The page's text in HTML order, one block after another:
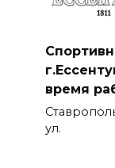
время
ул.